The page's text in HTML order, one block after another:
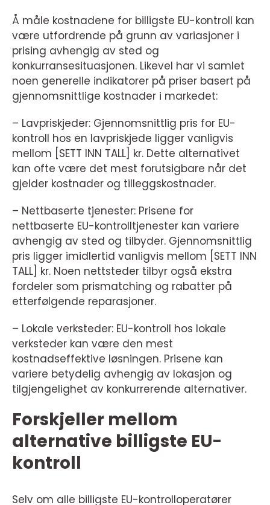
Å måle kostnadene for billigste EU-kontroll kan
være utfordrende på grunn av variasjoner i
prising avhengig av sted og
konkurransesituasjonen. Likevel har vi samlet
noen generelle indikatorer på priser basert på
gjennomsnittlige kostnader i markedet:
– Lavpriskjeder: Gjennomsnittlig pris for EU-
kontroll hos en lavpriskjede ligger vanligvis
mellom [SETT INN TALL] kr. Dette alternativet
kan ofte være det mest forutsigbare når det
gjelder kostnader og tilleggskostnader.
– Nettbaserte tjenester: Prisene for
nettbaserte EU-kontrolltjenester kan variere
avhengig av sted og tilbyder. Gjennomsnittlig
pris ligger imidlertid vanligvis mellom [SETT INN
TALL] kr. Noen nettsteder tilbyr også ekstra
fordeler som prismatching og rabatter på
etterfølgende reparasjoner.
– Lokale verksteder: EU-kontroll hos lokale
verksteder kan være den mest
kostnadseffektive løsningen. Prisene kan
variere betydelig avhengig av lokasjon og
tilgjengelighet av konkurrerende alternativer.
Forskjeller mellom
alternative billigste EU-
kontroll
Selv om alle billigste EU-kontrolloperatører